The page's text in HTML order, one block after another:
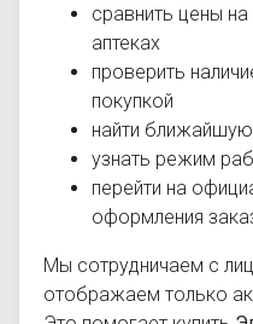
сравнить цены на
аптеках
проверить
покупкой
найти
узнать режим
перейти на
оформления
Мы сотрудничаем с
отображаем только